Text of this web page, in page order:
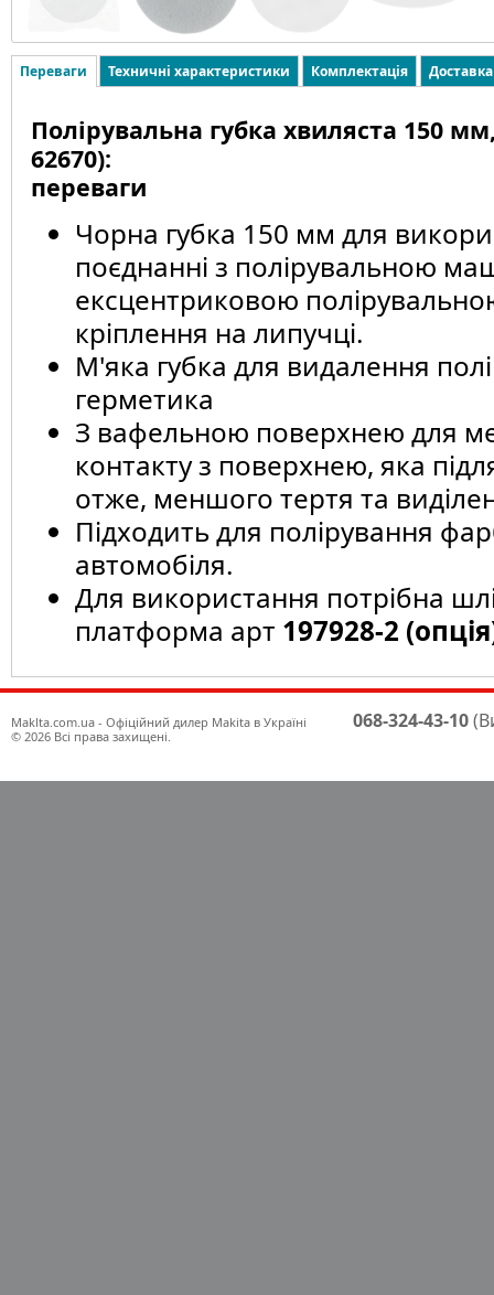
Переваги Техничні характеристики Комплектація
Полірувальна губка хвиляста 150
62670):
переваги
Чорна губка 150 мм для
поєднанні з полірувальною
ексцентриковою
кріплення на липучці.
М'яка губка для видалення
герметика
З вафельною поверхнею для
контакту з поверхнею, яка
отже, меншого тертя та
Підходить для полірування
автомобіля.
Для використання потрібна
платформа арт 197928-2
Maklta.com.ua - Офіційний дилер Makita в Україні
© 2026 Всі права захищені.
068-324-43-10